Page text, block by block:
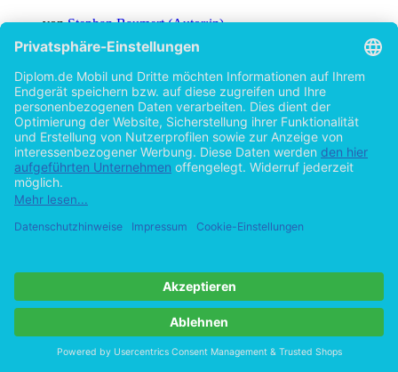
vonStephan Baumert (Autor:in)
©1997 Diplomarbeit
Hilfe/FAQ
Impressum
Datenschutz
AGB
Vertrag widerrufen
Zur Desktop-Version
Copyright ©Imprint in der Bedey & Thoms Media GmbH
byOpen Publishing